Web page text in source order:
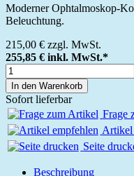
Moderner Ophtalmoskop-
Beleuchtung.
215,00 € zzgl. MwSt.
255,85 € inkl. MwSt.*
In den Warenkorb
Sofort lieferbar
Frage
Artikel
Seite
Beschreibung